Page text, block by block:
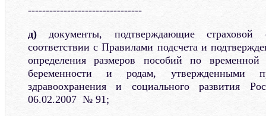
--------------------------------
д)документы, подтверждающие страховой
соответствии с Правилами подсчета и
определения размеров пособий по временной
беременности и родам, утвержденными
здравоохранения и социального развития
06.02.2007 № 91;